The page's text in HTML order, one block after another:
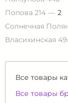
Попова 214
2
Солнечная
Власихинская
Все товары
Все товары